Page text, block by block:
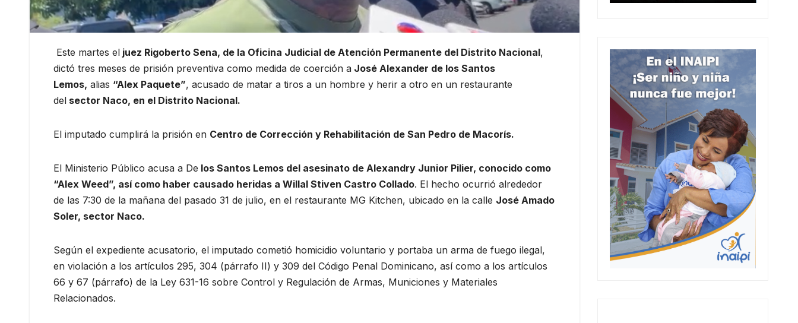
Este martes el juez Rigoberto Sena, de la Oficina Judicial de Atención Permanente del Distrito Nacional,
dictó tres meses de prisión preventiva como medida de coerción a José Alexander de los Santos
Lemos, alias “Alex Paquete”, acusado de matar a tiros a un hombre y herir a otro en un restaurante
del sector Naco, en el Distrito Nacional.
El imputado cumplirá la prisión en Centro de Corrección y Rehabilitación de San Pedro de Macorís.
El Ministerio Público acusa a De los Santos Lemos del asesinato de Alexandry Junior Pilier, conocido como
“Alex Weed”, así como haber causado heridas a Willal Stiven Castro Collado. El hecho ocurrió alrededor
de las 7:30 de la mañana del pasado 31 de julio, en el restaurante MG Kitchen, ubicado en la calle José Amado
Soler, sector Naco.
Según el expediente acusatorio, el imputado cometió homicidio voluntario y portaba un arma de fuego ilegal,
en violación a los artículos 295, 304 (párrafo II) y 309 del Código Penal Dominicano, así como a los artículos
66 y 67 (párrafo) de la Ley 631-16 sobre Control y Regulación de Armas, Municiones y Materiales
Relacionados.